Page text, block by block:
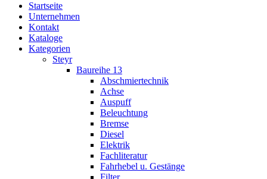
Startseite
Unternehmen
Kontakt
Kataloge
Kategorien
Steyr
Baureihe 13
Abschmiertechnik
Achse
Auspuff
Beleuchtung
Bremse
Diesel
Elektrik
Fachliteratur
Fahrhebel u. Gestänge
Filter